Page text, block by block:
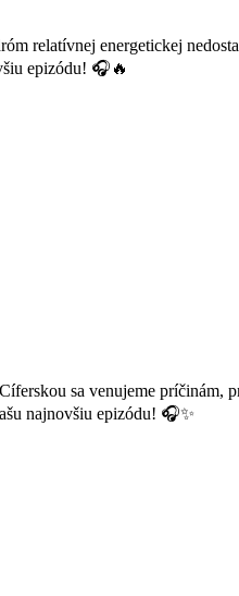
relatívnej energetickej
epizódu! 🎧🔥
sa venujeme príčinám,
najnovšiu epizódu! 🎧✨